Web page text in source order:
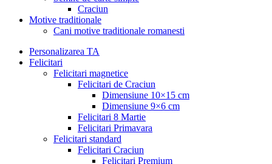
Craciun
Motive traditionale
Cani motive traditionale romanesti
Personalizarea TA
Felicitari
Felicitari magnetice
Felicitari de Craciun
Dimensiune 10×15 cm
Dimensiune 9×6 cm
Felicitari 8 Martie
Felicitari Primavara
Felicitari standard
Felicitari Craciun
Felicitari Premium